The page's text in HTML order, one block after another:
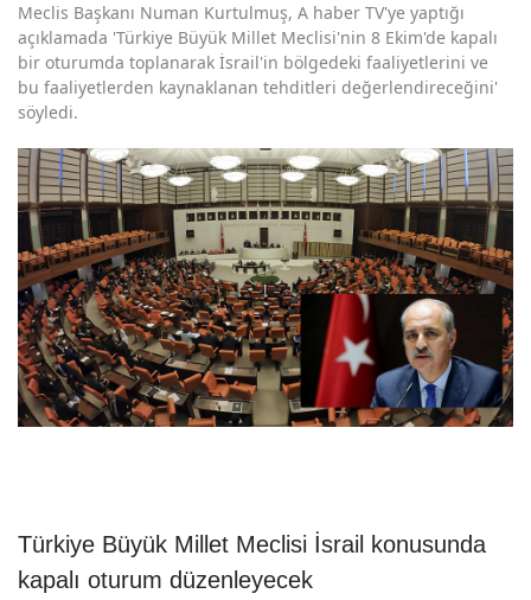
Meclis Başkanı Numan Kurtulmuş, A haber TV'ye yaptığı
açıklamada 'Türkiye Büyük Millet Meclisi'nin 8 Ekim'de kapalı
bir oturumda toplanarak İsrail'in bölgedeki faaliyetlerini ve
bu faaliyetlerden kaynaklanan tehditleri değerlendireceğini'
söyledi.
Türkiye Büyük Millet Meclisi İsrail konusunda
kapalı oturum düzenleyecek